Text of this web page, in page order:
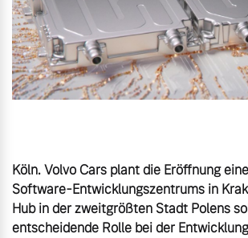
Zubehörkatalog
Aktuelle Serviceangebote
Köln. Volvo Cars plant die Eröffnung
Software-Entwicklungszentrums in
Hub in der zweitgrößten Stadt Polens
entscheidende Rolle bei der